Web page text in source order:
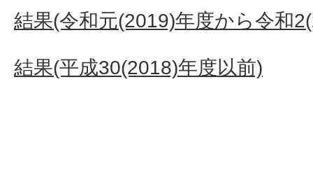
結果(令和元(2019)年度から令和
結果(平成30(2018)年度以前)